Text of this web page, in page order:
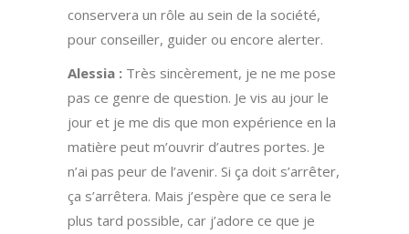
conservera un rôle au sein de la société,
pour conseiller, guider ou encore alerter.
Alessia : Très sincèrement, je ne me pose
pas ce genre de question. Je vis au jour le
jour et je me dis que mon expérience en la
matière peut m’ouvrir d’autres portes. Je
n’ai pas peur de l’avenir. Si ça doit s’arrêter,
ça s’arrêtera. Mais j’espère que ce sera le
plus tard possible, car j’adore ce que je